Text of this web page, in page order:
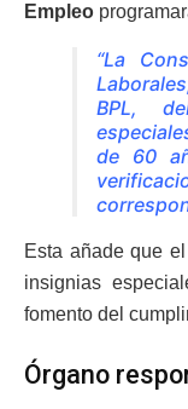
Empleo
“La
BPL,
de 60
Esta añade que
insignias
fomento del
Órgano